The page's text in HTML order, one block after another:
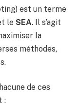
est un terme
le SEA. Il s’agit
la
méthodes,
de ces
: